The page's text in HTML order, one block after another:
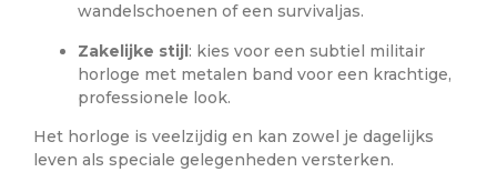
wandelschoenen of een survivaljas.
Zakelijke stijl: kies voor een subtiel militair
horloge met metalen band voor een krachtige,
professionele look.
Het horloge is veelzijdig en kan zowel je dagelijks
leven als speciale gelegenheden versterken.